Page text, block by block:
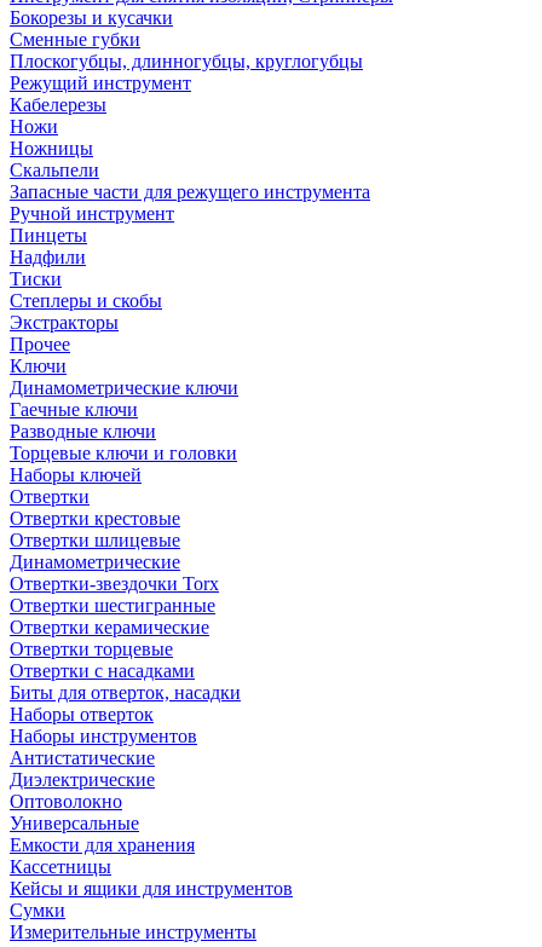
Бокорезы и кусачки
Сменные губки
Плоскогубцы, длинногубцы, круглогубцы
Режущий инструмент
Кабелерезы
Ножи
Ножницы
Скальпели
Запасные части для режущего инструмента
Ручной инструмент
Пинцеты
Надфили
Тиски
Степлеры и скобы
Экстракторы
Прочее
Ключи
Динамометрические ключи
Гаечные ключи
Разводные ключи
Торцевые ключи и головки
Наборы ключей
Отвертки
Отвертки крестовые
Отвертки шлицевые
Динамометрические
Отвертки-звездочки Torx
Отвертки шестигранные
Отвертки керамические
Отвертки торцевые
Отвертки с насадками
Биты для отверток, насадки
Наборы отверток
Наборы инструментов
Антистатические
Диэлектрические
Оптоволокно
Универсальные
Емкости для хранения
Кассетницы
Кейсы и ящики для инструментов
Сумки
Измерительные инструменты